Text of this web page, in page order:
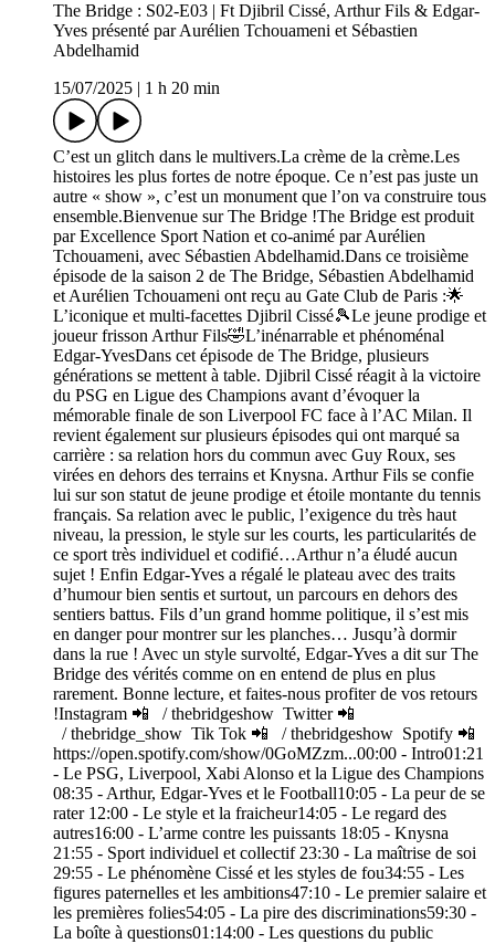
The Bridge : S02-E03 | Ft Djibril Cissé, Arthur Fils & Edgar-
Yves présenté par Aurélien Tchouameni et Sébastien
Abdelhamid
15/07/2025
1 h 20 min
C’est un glitch dans le multivers.La crème de la crème.Les
histoires les plus fortes de notre époque. Ce n’est pas juste un
autre « show », c’est un monument que l’on va construire tous
ensemble.Bienvenue sur The Bridge !The Bridge est produit
par Excellence Sport Nation et co-animé par Aurélien
Tchouameni, avec Sébastien Abdelhamid.Dans ce troisième
épisode de la saison 2 de The Bridge, Sébastien Abdelhamid
et Aurélien Tchouameni ont reçu au Gate Club de Paris :🌟
L’iconique et multi-facettes Djibril Cissé🎾Le jeune prodige et
joueur frisson Arthur Fils🤣L’inénarrable et phénoménal
Edgar-YvesDans cet épisode de The Bridge, plusieurs
générations se mettent à table. Djibril Cissé réagit à la victoire
du PSG en Ligue des Champions avant d’évoquer la
mémorable finale de son Liverpool FC face à l’AC Milan. Il
revient également sur plusieurs épisodes qui ont marqué sa
carrière : sa relation hors du commun avec Guy Roux, ses
virées en dehors des terrains et Knysna. Arthur Fils se confie
lui sur son statut de jeune prodige et étoile montante du tennis
français. Sa relation avec le public, l’exigence du très haut
niveau, la pression, le style sur les courts, les particularités de
ce sport très individuel et codifié…Arthur n’a éludé aucun
sujet ! Enfin Edgar-Yves a régalé le plateau avec des traits
d’humour bien sentis et surtout, un parcours en dehors des
sentiers battus. Fils d’un grand homme politique, il s’est mis
en danger pour montrer sur les planches… Jusqu’à dormir
dans la rue ! Avec un style survolté, Edgar-Yves a dit sur The
Bridge des vérités comme on en entend de plus en plus
rarement. Bonne lecture, et faites-nous profiter de vos retours
!Instagram 📲 / thebridgeshow Twitter 📲
/ thebridge_show Tik Tok 📲 / thebridgeshow Spotify 📲
https://open.spotify.com/show/0GoMZzm...00:00 - Intro01:21
- Le PSG, Liverpool, Xabi Alonso et la Ligue des Champions
08:35 - Arthur, Edgar-Yves et le Football10:05 - La peur de se
rater 12:00 - Le style et la fraicheur14:05 - Le regard des
autres16:00 - L’arme contre les puissants 18:05 - Knysna
21:55 - Sport individuel et collectif 23:30 - La maîtrise de soi
29:55 - Le phénomène Cissé et les styles de fou34:55 - Les
figures paternelles et les ambitions47:10 - Le premier salaire et
les premières folies54:05 - La pire des discriminations59:30 -
La boîte à questions01:14:00 - Les questions du public